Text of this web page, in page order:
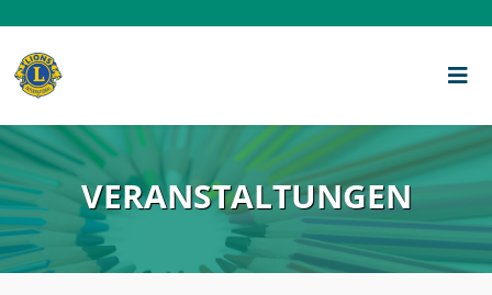
VERANSTALTUNGEN